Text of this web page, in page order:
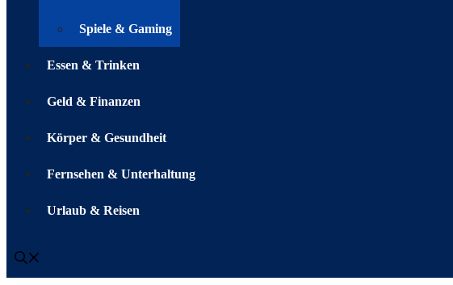
Spiele & Gaming
Essen & Trinken
Geld & Finanzen
Körper & Gesundheit
Fernsehen & Unterhaltung
Urlaub & Reisen